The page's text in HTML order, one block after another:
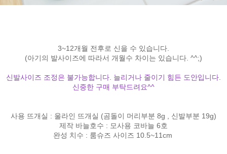
3~12개월 전후로 신을 수 있습니다.
(아기의 발사이즈에 따라서 개월수 차이는 있습니다. ^^;)
신발사이즈 조정은 불가능합니다. 늘리거나 줄이기 힘든 도안입니다.
신중한 구매 부탁드려요^^
사용 뜨개실 : 울라인 뜨개실 (곰돌이 머리부분 8g , 신발부분 19g)
제작 바늘호수 : 모사용 코바늘 6호
완성 치수 : 룸슈즈 사이즈 10.5~11cm